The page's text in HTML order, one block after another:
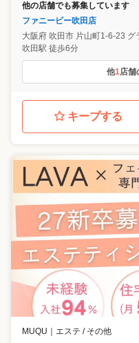
他の店舗でも募集しています
ファニービー吹田店
大阪府 吹田市 片山町1-6-23 グ
吹田駅 徒歩6分
他1店舗
キープする
MUQU エステ / その他